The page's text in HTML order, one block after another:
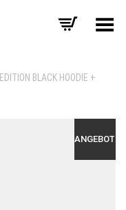
Menü umschalten
EDITION BLACK HOODIE +
ANGEBOT!